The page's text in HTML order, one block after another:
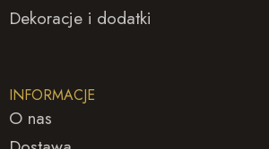
Dekoracje i dodatki
INFORMACJE
O nas